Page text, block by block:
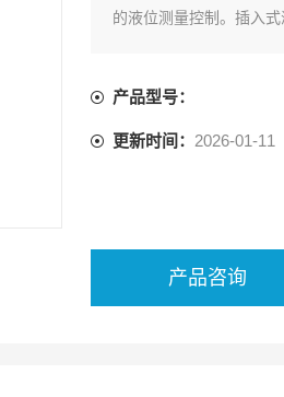
的液位测量控制。插入
产品型号：
更新时间： 2026-01-11
产品咨询